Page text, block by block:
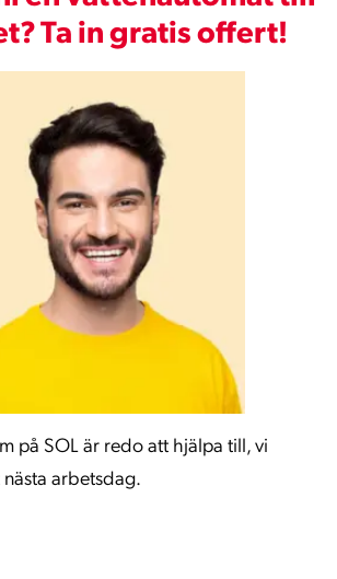
Ta in gratis offert!
på SOL är redo att hjälpa till, vi
arbetsdag.